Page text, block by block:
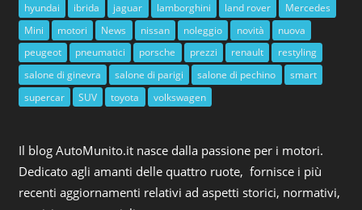
hyundai
ibrida jaguar lamborghini land rover
Mercedes
Mini
motori News nissan noleggio novità
nuova
peugeot
pneumatici porsche prezzi renault
restyling
salone di ginevra
salone di parigi salone di pechino
smart
supercar
SUV toyota volkswagen
Il blog AutoMunito.it nasce dalla passione per i motori.
Dedicato agli amanti delle quattro ruote, fornisce i più
recenti aggiornamenti relativi ad aspetti storici, normativi,